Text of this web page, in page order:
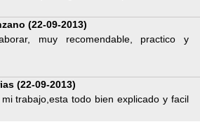
(22-09-2013)
muy recomendable, practico y
(22-09-2013)
trabajo,esta todo bien explicado y facil